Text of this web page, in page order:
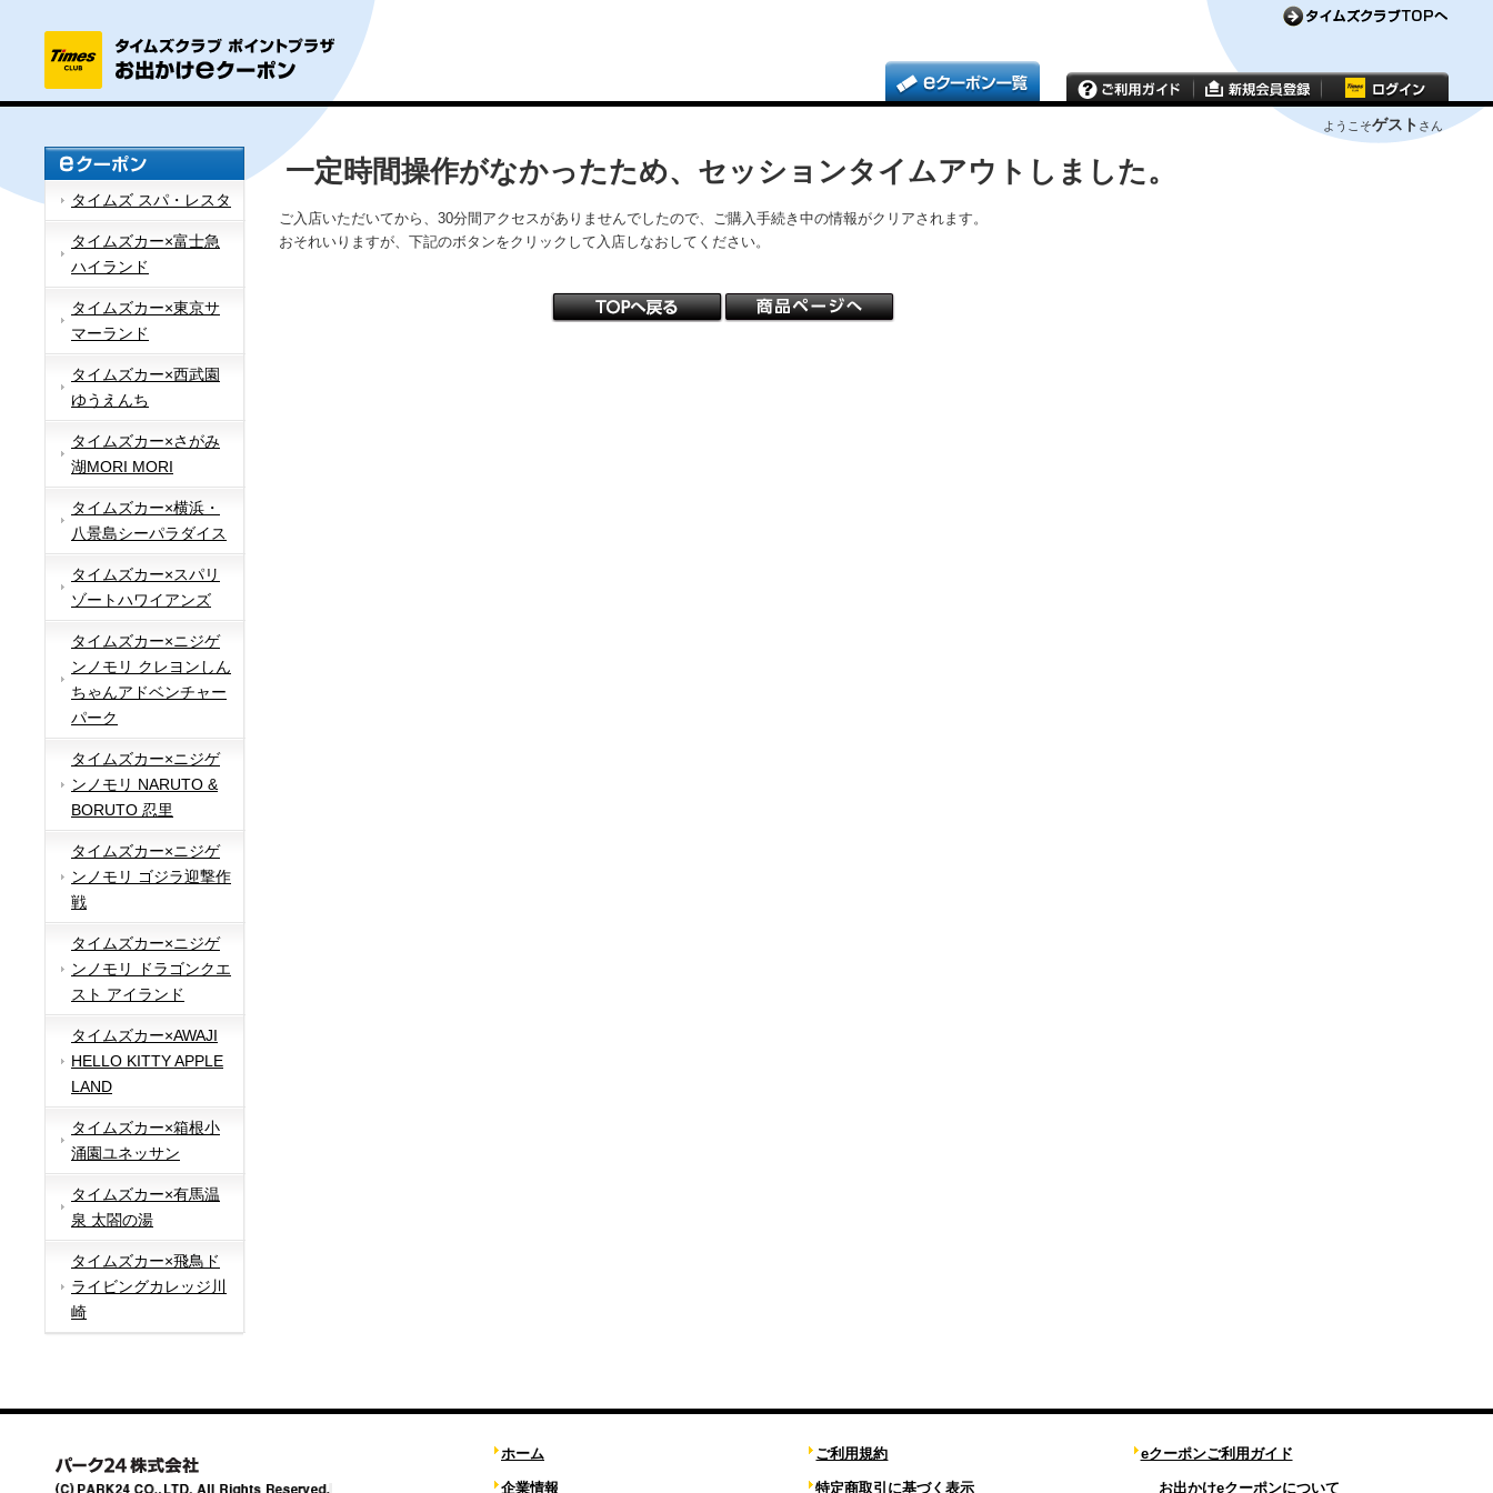
ようこそゲスト さん
タイムズ スパ・レスタ
タイムズカー×富士急
ハイランド
タイムズカー×東京サ
マーランド
タイムズカー×西武園
ゆうえんち
タイムズカー×さがみ
湖MORI MORI
タイムズカー×横浜・
八景島シーパラダイス
タイムズカー×スパリ
ゾートハワイアンズ
タイムズカー×ニジゲ
ンノモリ クレヨンしん
ちゃんアドベンチャー
パーク
タイムズカー×ニジゲ
ンノモリ NARUTO &
BORUTO 忍里
タイムズカー×ニジゲ
ンノモリ ゴジラ迎撃作
戦
タイムズカー×ニジゲ
ンノモリ ドラゴンクエ
スト アイランド
タイムズカー×AWAJI
HELLO KITTY APPLE
LAND
タイムズカー×箱根小
涌園ユネッサン
タイムズカー×有馬温
泉 太閤の湯
タイムズカー×飛鳥ド
ライビングカレッジ川
崎
一定時間操作がなかったため、セッションタイムアウトしました。
ご入店いただいてから、30分間アクセスがありませんでしたので、ご購入手続き中の情報がクリアされます。
おそれいりますが、下記のボタンをクリックして入店しなおしてください。
ホーム
企業情報
ご利用規約
特定商取引に基づく表示
eクーポンご利用ガイド
お出かけeクーポンについて